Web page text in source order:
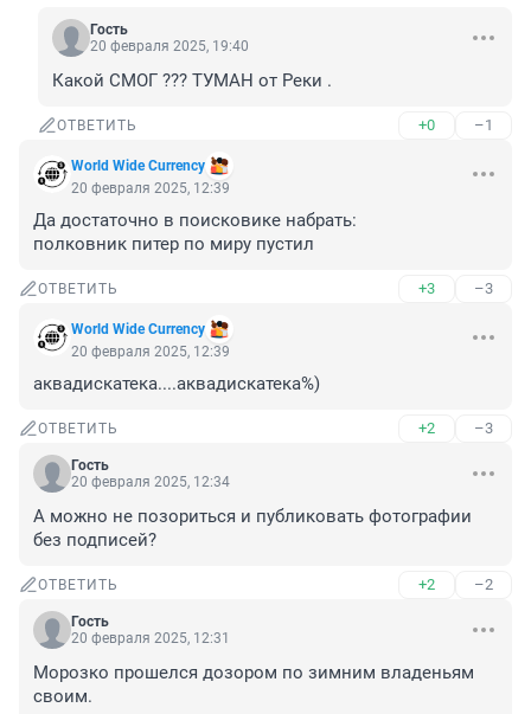
Гость
20 февраля 2025, 19:40
Какой СМОГ ??? ТУМАН от Реки .
ОТВЕТИТЬ +0 –1
World Wide Currency
20 февраля 2025, 12:39
Да достаточно в поисковике набрать:
полковник питер по миру пустил
ОТВЕТИТЬ +3 –3
World Wide Currency
20 февраля 2025, 12:39
аквадискатека....аквадискатека%)
ОТВЕТИТЬ +2 –3
Гость
20 февраля 2025, 12:34
А можно не позориться и публиковать фотографии
без подписей?
ОТВЕТИТЬ +2 –2
Гость
20 февраля 2025, 12:31
Морозко прошелся дозором по зимним владеньям
своим.